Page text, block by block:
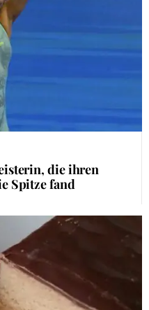
die ihren
Spitze fand